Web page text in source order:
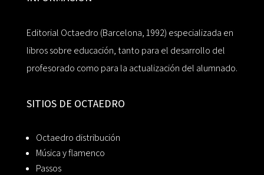
Editorial Octaedro (Barcelona, 1992) especializada en
libros sobre educación, tanto para el desarrollo del
profesorado como para la actualización del alumnado.
SITIOS DE OCTAEDRO
Octaedro distribución
Música y flamenco
Passos